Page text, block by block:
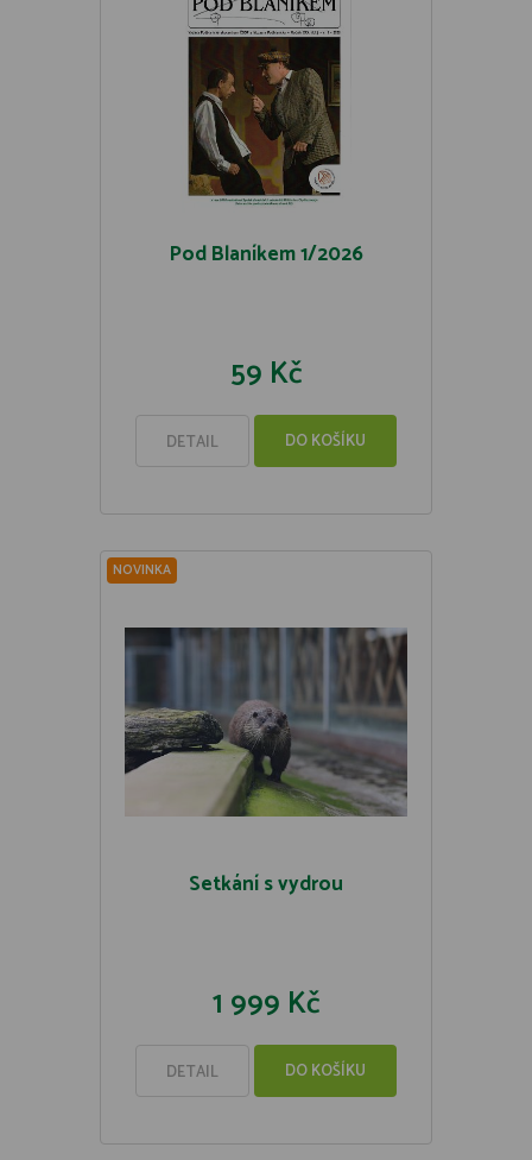
Pod Blaníkem 1/2026
59 Kč
DETAIL DO KOŠÍKU
NOVINKA
Setkání s vydrou
1 999 Kč
DETAIL DO KOŠÍKU